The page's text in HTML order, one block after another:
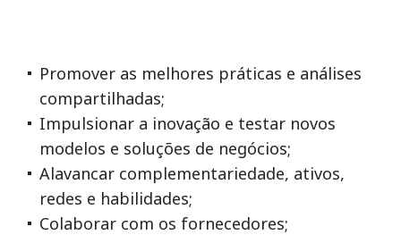
Promover as melhores práticas e análises
compartilhadas;
Impulsionar a inovação e testar novos
modelos e soluções de negócios;
Alavancar complementariedade, ativos,
redes e habilidades;
Colaborar com os fornecedores;